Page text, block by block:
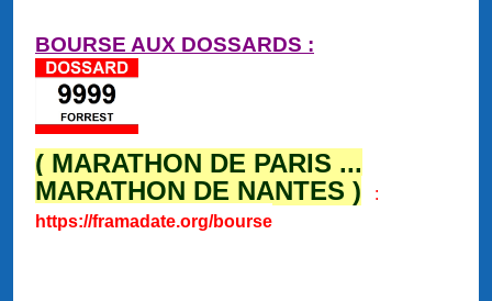
BOURSE AUX DOSSARDS :
( MARATHON DE PARIS ...
MARATHON DE NANTES )
:
https://framadate.org/bourse